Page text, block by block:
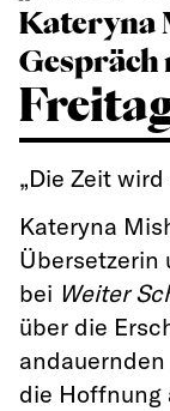
Kateryna
Gespräch
„Die Zeit
Kateryna
Übersetzerin
bei Weiter
über die
die Hoffnung